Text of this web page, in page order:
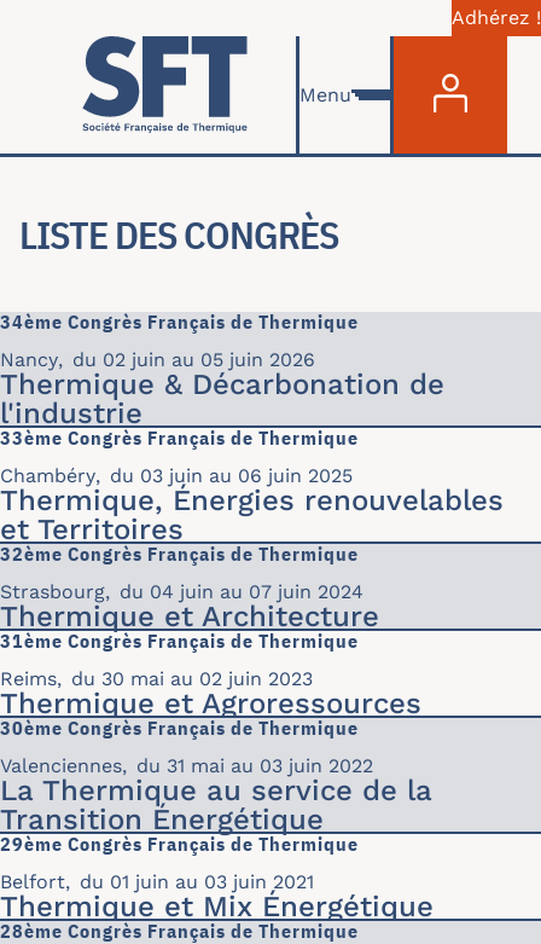
Aller au contenu principal
Adhérez !
Menu
LISTE DES CONGRÈS
34ème Congrès Français de Thermique
Nancy, du 02 juin au 05 juin 2026
Thermique & Décarbonation de
l'industrie
33ème Congrès Français de Thermique
Chambéry, du 03 juin au 06 juin 2025
Thermique, Énergies renouvelables
et Territoires
32ème Congrès Français de Thermique
Strasbourg, du 04 juin au 07 juin 2024
Thermique et Architecture
31ème Congrès Français de Thermique
Reims, du 30 mai au 02 juin 2023
Thermique et Agroressources
30ème Congrès Français de Thermique
Valenciennes, du 31 mai au 03 juin 2022
La Thermique au service de la
Transition Énergétique
29ème Congrès Français de Thermique
Belfort, du 01 juin au 03 juin 2021
Thermique et Mix Énergétique
28ème Congrès Français de Thermique